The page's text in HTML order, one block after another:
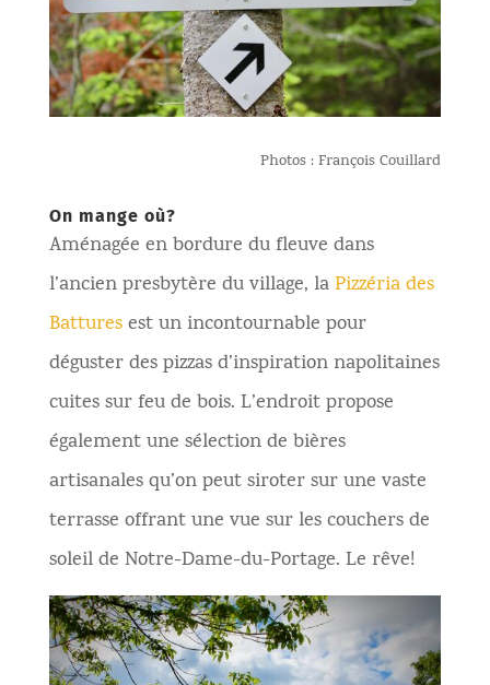
Photos : François Couillard
On mange où?
Aménagée en bordure du fleuve dans
l’ancien presbytère du village, laPizzéria des
Batturesest un incontournable pour
déguster des pizzas d’inspiration napolitaines
cuites sur feu de bois. L’endroit propose
également une sélection de bières
artisanales qu’on peut siroter sur une vaste
terrasse offrant une vue sur les couchers de
soleil de Notre-Dame-du-Portage. Le rêve!